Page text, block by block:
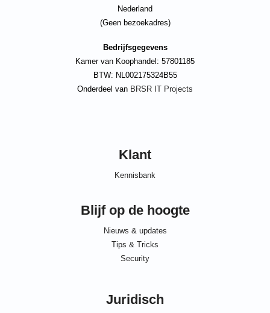
Nederland
(Geen bezoekadres)
Bedrijfsgegevens
Kamer van Koophandel: 57801185
BTW: NL002175324B55
Onderdeel van BRSR IT Projects
Klant
Kennisbank
Blijf op de hoogte
Nieuws & updates
Tips & Tricks
Security
Juridisch